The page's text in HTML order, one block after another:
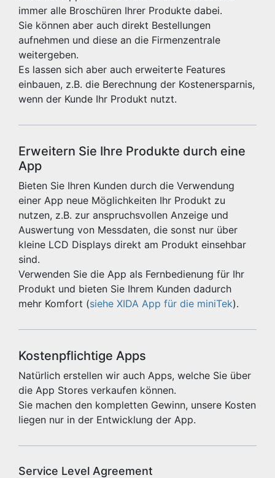
immer alle Broschüren Ihrer Produkte dabei.
Sie können aber auch direkt Bestellungen
aufnehmen und diese an die Firmenzentrale
weitergeben.
Es lassen sich aber auch erweiterte Features
einbauen, z.B. die Berechnung der Kostenersparnis,
wenn der Kunde Ihr Produkt nutzt.
Erweitern Sie Ihre Produkte durch eine
App
Bieten Sie Ihren Kunden durch die Verwendung
einer App neue Möglichkeiten Ihr Produkt zu
nutzen, z.B. zur anspruchsvollen Anzeige und
Auswertung von Messdaten, die sonst nur über
kleine LCD Displays direkt am Produkt einsehbar
sind.
Verwenden Sie die App als Fernbedienung für Ihr
Produkt und bieten Sie Ihrem Kunden dadurch
mehr Komfort (siehe XIDA App für die miniTek).
Kostenpflichtige Apps
Natürlich erstellen wir auch Apps, welche Sie über
die App Stores verkaufen können.
Sie machen den kompletten Gewinn, unsere Kosten
liegen nur in der Entwicklung der App.
Service Level Agreement